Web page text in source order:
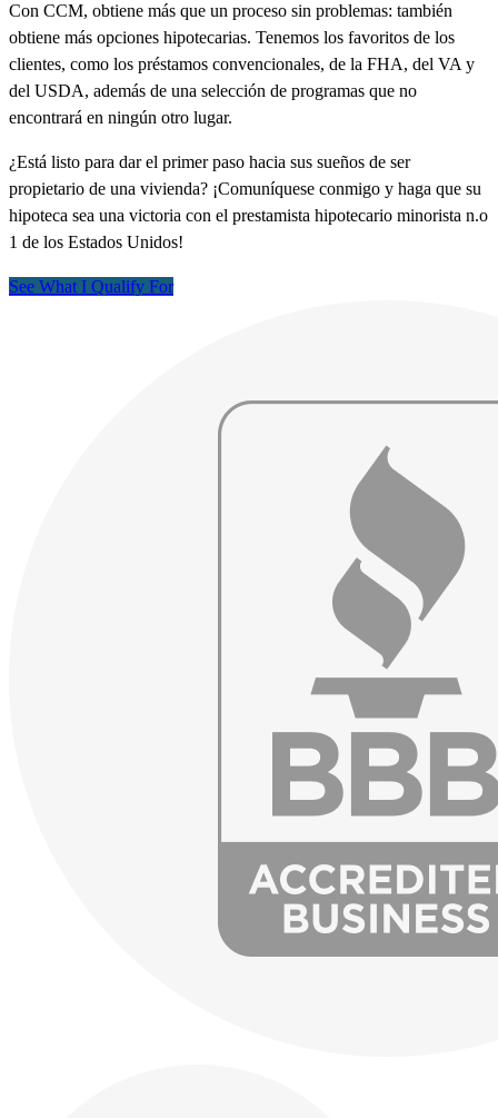
Con CCM, obtiene más que un proceso sin problemas: también
obtiene más opciones hipotecarias. Tenemos los favoritos de los
clientes, como los préstamos convencionales, de la FHA, del VA y
del USDA, además de una selección de programas que no
encontrará en ningún otro lugar.
¿Está listo para dar el primer paso hacia sus sueños de ser
propietario de una vivienda? ¡Comuníquese conmigo y haga que su
hipoteca sea una victoria con el prestamista hipotecario minorista n.o
1 de los Estados Unidos!
See What I Qualify For